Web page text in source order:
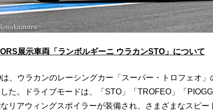
展示車両「ランボルギーニ ウラカンSTO」について
、ウラカンのレーシングカー「スーパー・トロフェオ
た。ドライブモードは、「STO」「TROFEO」「
リアウィングスポイラーが装備され、さまざまなスピー